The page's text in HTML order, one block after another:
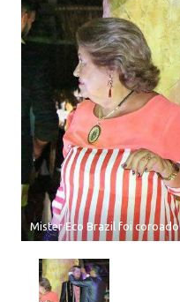
Mister Eco Brazil foi